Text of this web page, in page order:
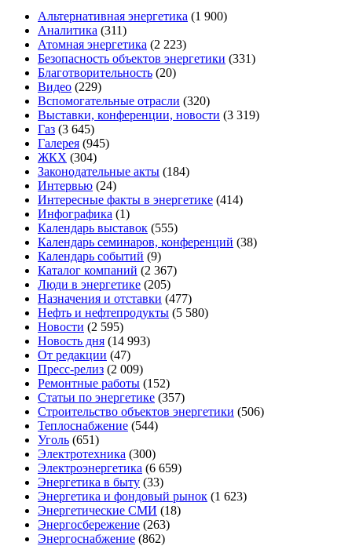
Альтернативная энергетика (1 900)
Аналитика (311)
Атомная энергетика (2 223)
Безопасность объектов энергетики (331)
Благотворительность (20)
Видео (229)
Вспомогательные отрасли (320)
Выставки, конференции, новости (3 319)
Газ (3 645)
Галерея (945)
ЖКХ (304)
Законодательные акты (184)
Интервью (24)
Интересные факты в энергетике (414)
Инфографика (1)
Календарь выставок (555)
Календарь семинаров, конференций (38)
Календарь событий (9)
Каталог компаний (2 367)
Люди в энергетике (205)
Назначения и отставки (477)
Нефть и нефтепродукты (5 580)
Новости (2 595)
Новость дня (14 993)
От редакции (47)
Пресс-релиз (2 009)
Ремонтные работы (152)
Статьи по энергетике (357)
Строительство объектов энергетики (506)
Теплоснабжение (544)
Уголь (651)
Электротехника (300)
Электроэнергетика (6 659)
Энергетика в быту (33)
Энергетика и фондовый рынок (1 623)
Энергетические СМИ (18)
Энергосбережение (263)
Энергоснабжение (862)